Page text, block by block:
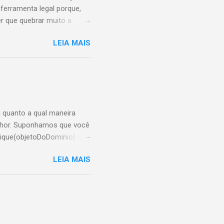
legal porque,
que quebrar muito a
escolha o estilo do botão
o google analytics
AddThis Button BEGIN
LEIA MAIS
a qual maneira
Suponhamos que você
que
faça o que tem que fazer
e retornar uma
isso, gostaria de saber
LEIA MAIS